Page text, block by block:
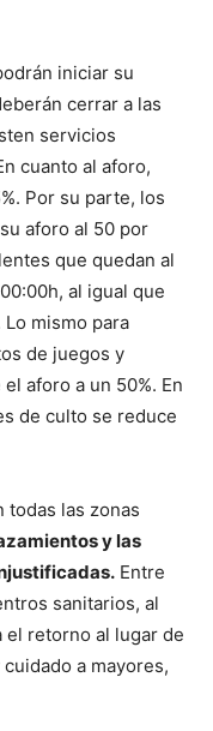
iniciar su
cerrar a las
servicios
cuanto al aforo,
Por su parte, los
aforo al 50 por
que quedan al
al igual que
mismo para
de juegos y
aforo a un 50%. En
de culto se reduce
todas las zonas
y las
Entre
sanitarios, al
el retorno al lugar de
a mayores,